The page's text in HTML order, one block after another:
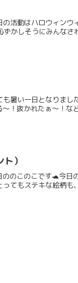
活動はハロウィン
かしそうにみんなさ
暑い一日となりま
！抜かれたぁ～！
）
のこのこです🐢今
てもステキな絵柄